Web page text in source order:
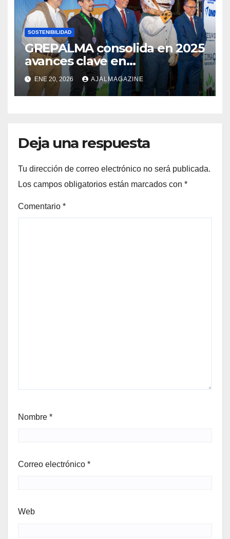
SOSTENIBILIDAD
GREPALMA consolida en 2025
avances clave en
sostenibilidad de la palma de
aceite en Guatemala
ENE 20, 2026 AJALMAGAZINE
Deja una respuesta
Tu dirección de correo electrónico no será publicada.
Los campos obligatorios están marcados con *
Comentario *
Nombre *
Correo electrónico *
Web